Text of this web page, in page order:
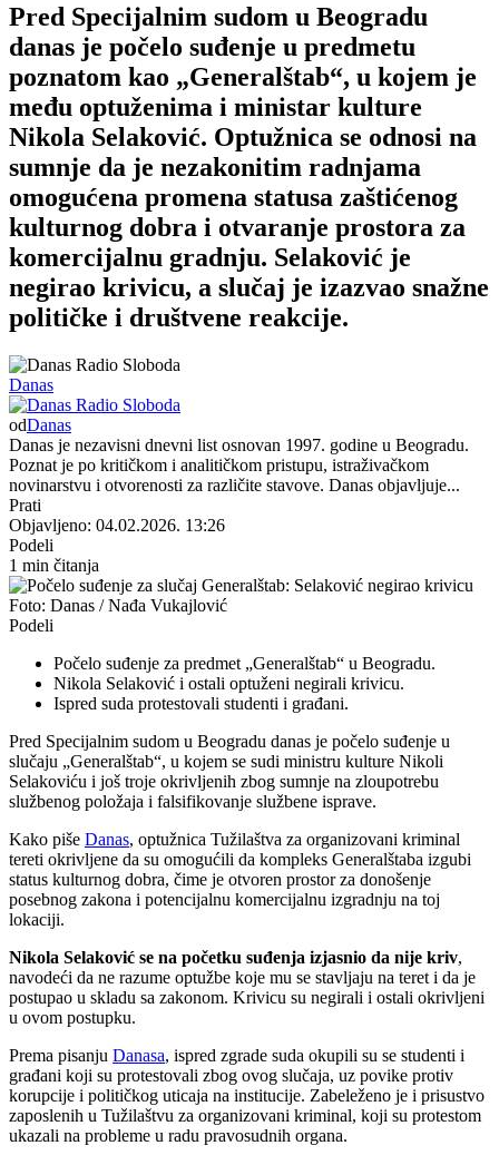
Pred Specijalnim sudom u Beogradu
danas je počelo suđenje u predmetu
poznatom kao „Generalštab“, u kojem je
među optuženima i ministar kulture
Nikola Selaković. Optužnica se odnosi na
sumnje da je nezakonitim radnjama
omogućena promena statusa zaštićenog
kulturnog dobra i otvaranje prostora za
komercijalnu gradnju. Selaković je
negirao krivicu, a slučaj je izazvao snažne
političke i društvene reakcije.
Danas
odDanas
Danas je nezavisni dnevni list osnovan 1997. godine u Beogradu.
Poznat je po kritičkom i analitičkom pristupu, istraživačkom
novinarstvu i otvorenosti za različite stavove. Danas objavljuje...
Prati
Objavljeno: 04.02.2026. 13:26
Podeli
1 min čitanja
Foto: Danas / Nađa Vukajlović
Podeli
Počelo suđenje za predmet „Generalštab“ u Beogradu.
Nikola Selaković i ostali optuženi negirali krivicu.
Ispred suda protestovali studenti i građani.
Pred Specijalnim sudom u Beogradu danas je počelo suđenje u
slučaju „Generalštab“, u kojem se sudi ministru kulture Nikoli
Selakoviću i još troje okrivljenih zbog sumnje na zloupotrebu
službenog položaja i falsifikovanje službene isprave.
Kako piše Danas, optužnica Tužilaštva za organizovani kriminal
tereti okrivljene da su omogućili da kompleks Generalštaba izgubi
status kulturnog dobra, čime je otvoren prostor za donošenje
posebnog zakona i potencijalnu komercijalnu izgradnju na toj
lokaciji.
Nikola Selaković se na početku suđenja izjasnio da nije kriv,
navodeći da ne razume optužbe koje mu se stavljaju na teret i da je
postupao u skladu sa zakonom. Krivicu su negirali i ostali okrivljeni
u ovom postupku.
Prema pisanju Danasa, ispred zgrade suda okupili su se studenti i
građani koji su protestovali zbog ovog slučaja, uz povike protiv
korupcije i političkog uticaja na institucije. Zabeleženo je i prisustvo
zaposlenih u Tužilaštvu za organizovani kriminal, koji su protestom
ukazali na probleme u radu pravosudnih organa.